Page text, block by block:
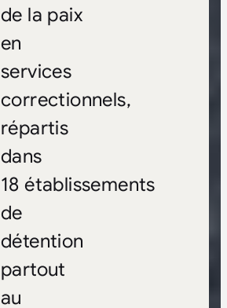
de la paix
en
services
correctionnels,
répartis
dans
18 établissements
de
détention
partout
au